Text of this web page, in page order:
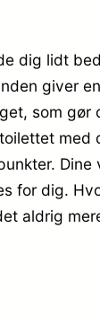
dig lidt
giver
som
dig.
aldrig